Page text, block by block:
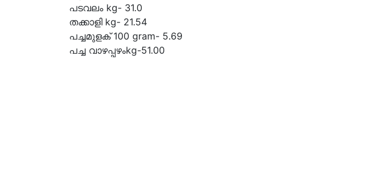
പടവലം kg- 31.0
തക്കാളി kg- 21.54
പച്ചമുളക് 100 gram- 5.69
പച്ച വാഴപ്പഴംkg-51.00